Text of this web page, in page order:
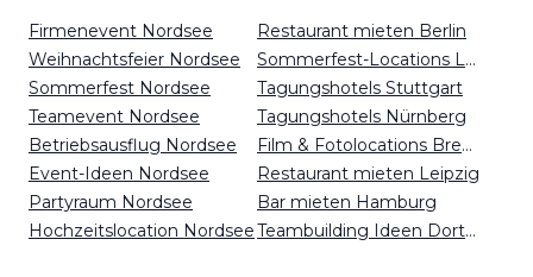
Firmenevent Nordsee
Weihnachtsfeier Nordsee
Sommerfest Nordsee
Teamevent Nordsee
Betriebsausflug Nordsee
Event-Ideen Nordsee
Partyraum Nordsee
Hochzeitslocation Nordsee
Restaurant mieten Berlin
Sommerfest-Locations Leipzig
Tagungshotels Stuttgart
Tagungshotels Nürnberg
Film & Fotolocations Bremen
Restaurant mieten Leipzig
Bar mieten Hamburg
Teambuilding Ideen Dortmund